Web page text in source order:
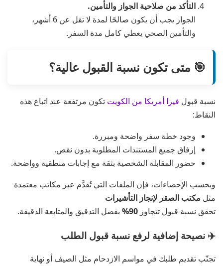
التأكد من صلاحية الجواز والتأمين.
الجواز يجب أن يكون صالحًا لمدة لا تقل عن 6 أشهر،
والتأمين الصحي يغطي كامل مدة السفر.
🎯 متى تكون نسبة القبول عالية؟
نسبة قبول فيزا أمريكا من الكويت تكون مرتفعة عند اتباع هذه
النقاط:
وجود خطة سفر واضحة ومبررة.
إرفاق جميع المستندات المطلوبة بدون نقص.
حضور المقابلة الشخصية بثقة مع إجابات منطقية وواضحة.
وبحسب الإحصاءات، فإن الملفات التي تُقدَّم عبر مكاتب معتمدة
مثل مكتب الصقر لإنجاز التأشيرات
تحقق نسبة قبول تتجاوز 90% بفضل التدقيق والمتابعة الدقيقة.
✈️ نصيحة إضافية لرفع نسبة قبول الطلب
تجنّب تقديم طلبك في مواسم الازدحام مثل الصيف أو نهاية